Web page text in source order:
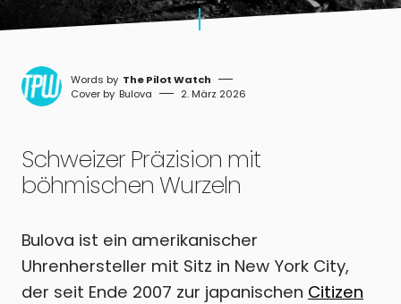
The Pilot Watch
Bulova
2. März 2026
Schweizer Präzision mit
böhmischen Wurzeln
Bulova ist ein amerikanischer
Uhrenhersteller mit Sitz in New York City,
der seit Ende 2007 zur japanischen Citizen